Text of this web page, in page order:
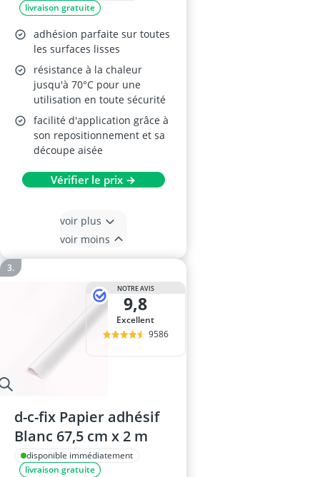
livraison gratuite
adhésion parfaite sur toutes
les surfaces lisses
résistance à la chaleur
jusqu'à 70°C pour une
utilisation en toute sécurité
facilité d'application grâce à
son repositionnement et sa
découpe aisée
Vérifier le prix →
voir plus
voir moins
NOTRE AVIS
9,8
Excellent
9586
d-c-fix Papier adhésif
Blanc 67,5 cm x 2 m
disponible immédiatement
livraison gratuite